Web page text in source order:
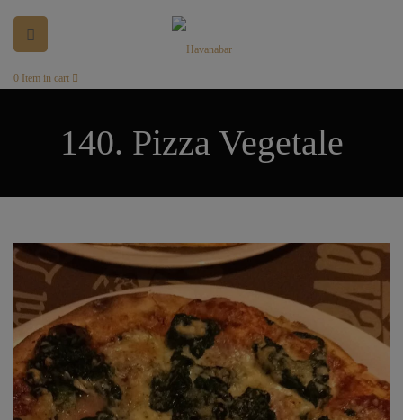
0 Item in cart
140. Pizza Vegetale